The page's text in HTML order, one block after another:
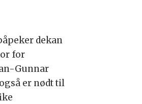
dekan
for
Gunnar
er nødt til